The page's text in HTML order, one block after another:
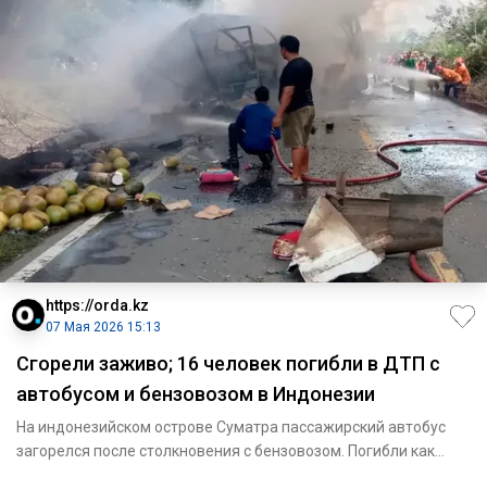
https://orda.kz
07 Мая 2026 15:13
Сгорели заживо; 16 человек погибли в ДТП с
автобусом и бензовозом в Индонезии
На индонезийском острове Суматра пассажирский автобус
загорелся после столкновения с бензовозом. Погибли как